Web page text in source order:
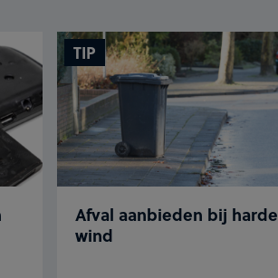
Afval aanbieden bij harde
wind
TIP